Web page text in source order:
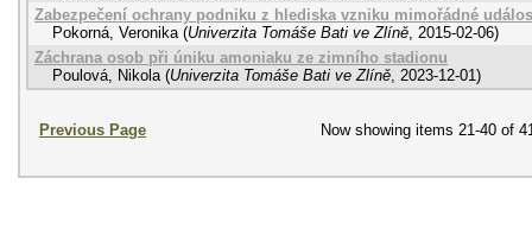
Zabezpečení ochrany podniku z hlediska vzniku mimořádné
Pokorná, Veronika (Univerzita Tomáše Bati ve Zlíně, 2015-02-06)
Záchrana osob při úniku amoniaku ze zimního stadionu
Poulová, Nikola (Univerzita Tomáše Bati ve Zlíně, 2023-12-01)
Previous Page Now showing items 21-40 of